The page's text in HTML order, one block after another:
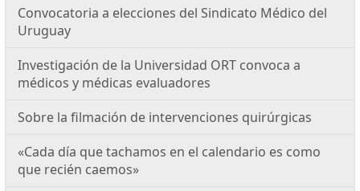
Convocatoria a elecciones del Sindicato Médico del
Uruguay
Investigación de la Universidad ORT convoca a
médicos y médicas evaluadores
Sobre la filmación de intervenciones quirúrgicas
«Cada día que tachamos en el calendario es como
que recién caemos»